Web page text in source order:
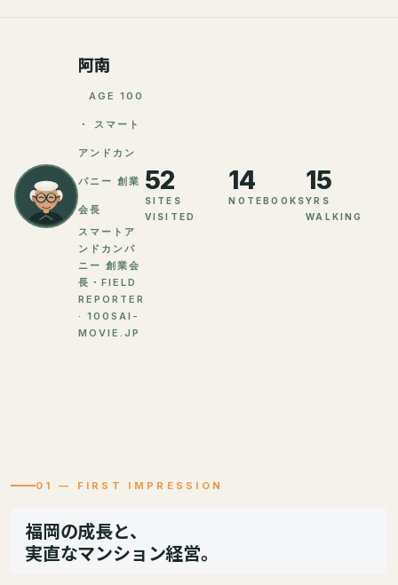
阿南
AGE 100
・ スマート
アンドカン
パニー 創業
会長
スマートア
ンドカンパ
ニー 創業会
長・FIELD
REPORTER
· 100SAI-
MOVIE.JP
52
SITES
VISITED
14
NOTEBOOKS
15
YRS
WALKING
01 — FIRST IMPRESSION
福岡の成長と、
実直なマンション経営。